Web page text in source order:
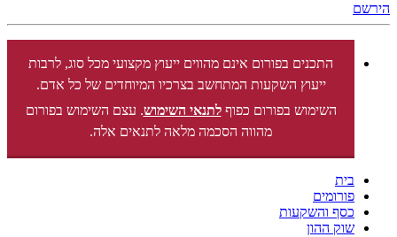
הירשם
התכנים בפורום אינם מהווים ייעוץ מקצועי מכל סוג, לרבות
ייעוץ השקעות המתחשב בצרכיו המיוחדים של כל אדם.
השימוש בפורום כפוףלתנאי השימוש. עצם השימוש בפורום
מהווה הסכמה מלאה לתנאים אלה.
בית
פורומים
כסף והשקעות
שוק ההון